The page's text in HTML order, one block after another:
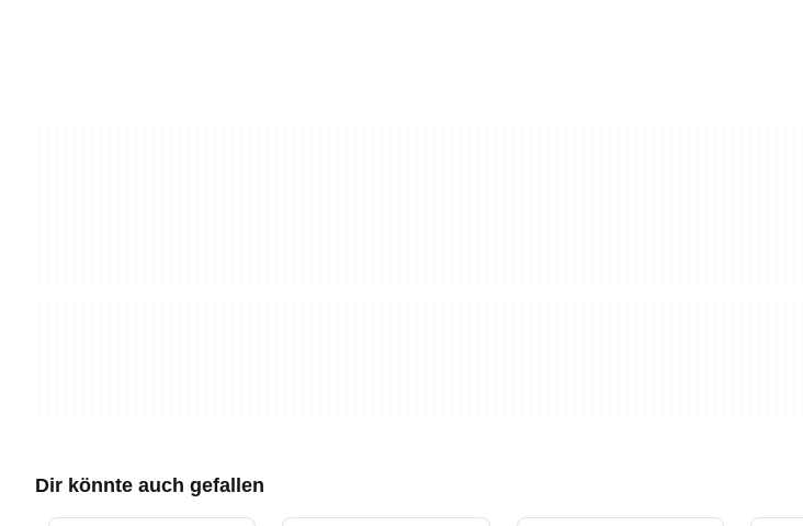
Dir könnte auch gefallen